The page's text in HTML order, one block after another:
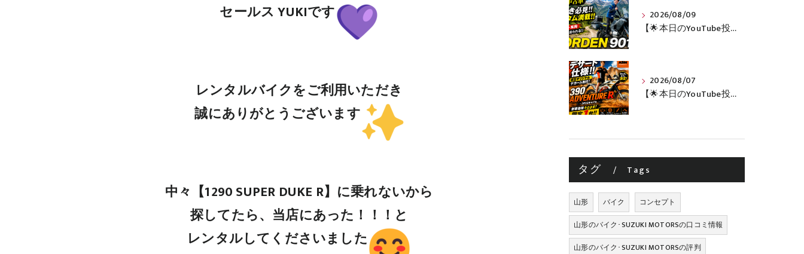
セールス YUKIです
レンタルバイクをご利用いただき
誠にありがとうございます
中々【1290 SUPER DUKE R】に乗れないから
探してたら、当店にあった！！！と
レンタルしてくださいました
2026/08/09
【🌟本日のYouTube投稿完了🌟】 旅好き必見🔥!!カスタム満載の極上中古車！ 「NORDEN 901」が入荷いたしました✨【Husqvarna Motorcycles山形】
2026/08/07
【🌟本日のYouTube投稿完了🌟】 🔥390 ADVENTURE R × KTM山形 オリジナルデカール仕様誕生🔥
タグ Tags
山形 バイク
コンセプト
山形のバイク･SUZUKI MOTORSの口コミ情報
山形のバイク･SUZUKI MOTORSの評判